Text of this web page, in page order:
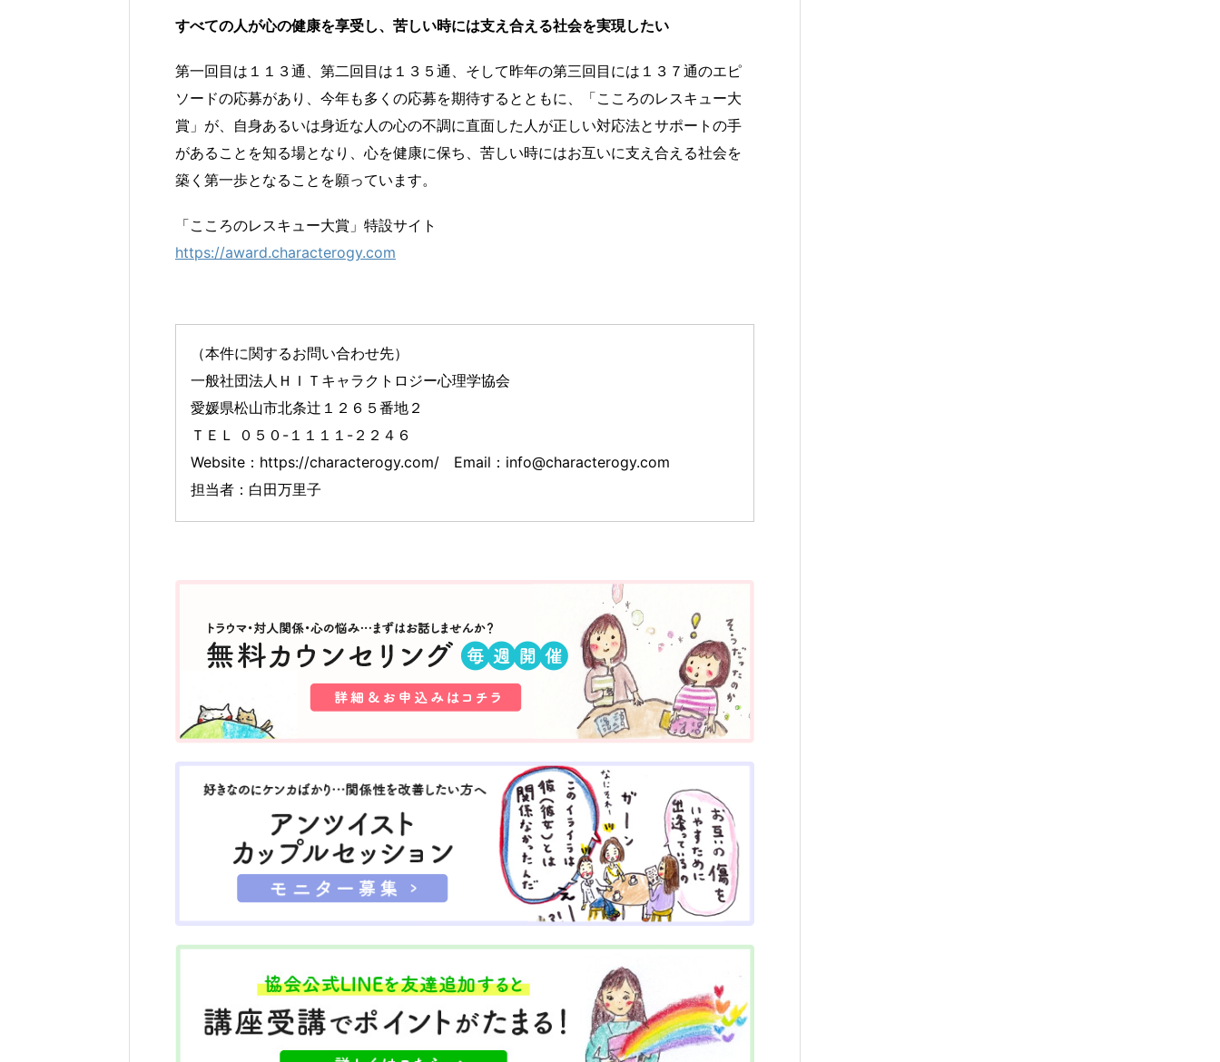
すべての人が心の健康を享受し、苦しい時には支え合える社会を実現したい
第一回目は１１３通、第二回目は１３５通、そして昨年の第三回目には１３７通のエピ
ソードの応募があり、今年も多くの応募を期待するとともに、「こころのレスキュー大
賞」が、自身あるいは身近な人の心の不調に直面した人が正しい対応法とサポートの手
があることを知る場となり、心を健康に保ち、苦しい時にはお互いに支え合える社会を
築く第一歩となることを願っています。
「こころのレスキュー大賞」特設サイト
https://award.characterogy.com
（本件に関するお問い合わせ先）
一般社団法人ＨＩＴキャラクトロジー心理学協会
愛媛県松山市北条辻１２６５番地２
ＴＥＬ ０５０-１１１１-２２４６
Website：https://characterogy.com/ Email：info@characterogy.com
担当者：白田万里子